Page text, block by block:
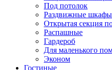
Под потолок
Раздвижные
Открытая секция
Распашные
Гардероб
Для маленького
Эконом
Гостиные